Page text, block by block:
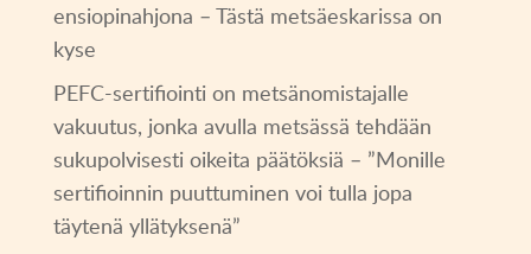
ensiopinahjona – Tästä metsäeskarissa on
kyse
PEFC-sertifiointi on metsänomistajalle
vakuutus, jonka avulla metsässä tehdään
sukupolvisesti oikeita päätöksiä – ”Monille
sertifioinnin puuttuminen voi tulla jopa
täytenä yllätyksenä”